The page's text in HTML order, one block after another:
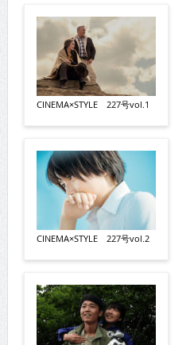
CINEMA×STYLE 227号vol.1
CINEMA×STYLE 227号vol.2